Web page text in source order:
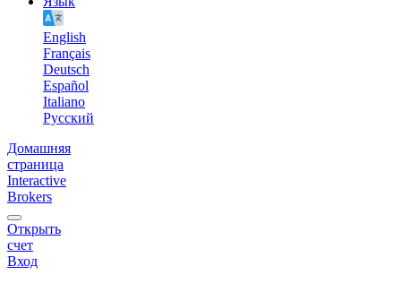
English
Français
Deutsch
Español
Italiano
Pусский
Домашняя
страница
Interactive
Brokers
Открыть
счет
Вход